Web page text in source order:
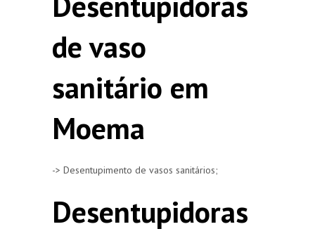
de vaso
sanitário em
Moema
-> Desentupimento de vasos sanitários;
Desentupidoras